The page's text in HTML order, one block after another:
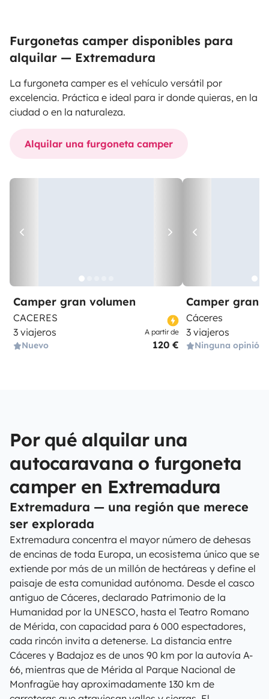
Furgonetas camper disponibles para
alquilar — Extremadura
La furgoneta camper es el vehículo versátil por
excelencia. Práctica e ideal para ir donde quieras, en la
ciudad o en la naturaleza.
Alquilar una furgoneta camper
Camper gran volumen
CACERES
3 viajeros
Nuevo
A partir de
120 €
Camper gran
Cáceres
3 viajeros
Ninguna opinión
Por qué alquilar una
autocaravana o furgoneta
camper en Extremadura
Extremadura — una región que merece
ser explorada
Extremadura concentra el mayor número de dehesas
de encinas de toda Europa, un ecosistema único que se
extiende por más de un millón de hectáreas y define el
paisaje de esta comunidad autónoma. Desde el casco
antiguo de Cáceres, declarado Patrimonio de la
Humanidad por la UNESCO, hasta el Teatro Romano
de Mérida, con capacidad para 6 000 espectadores,
cada rincón invita a detenerse. La distancia entre
Cáceres y Badajoz es de unos 90 km por la autovía A-
66, mientras que de Mérida al Parque Nacional de
Monfragüe hay aproximadamente 130 km de